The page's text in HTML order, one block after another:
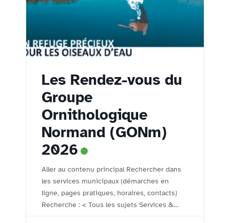
Les Rendez-vous du
Groupe
Ornithologique
Normand (GONm)
2026
Aller au contenu principal Rechercher dans
les services municipaux (démarches en
ligne, pages pratiques, horaires, contacts)
Recherche : < Tous les sujets Services &